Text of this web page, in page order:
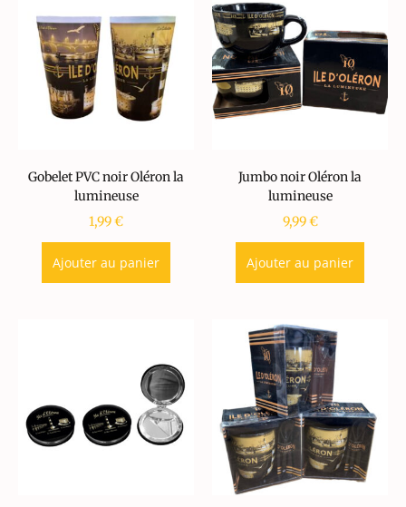
Gobelet PVC noir Oléron la
lumineuse
1,99€
Ajouter au panier
Jumbo noir Oléron la
lumineuse
9,99€
Ajouter au panier